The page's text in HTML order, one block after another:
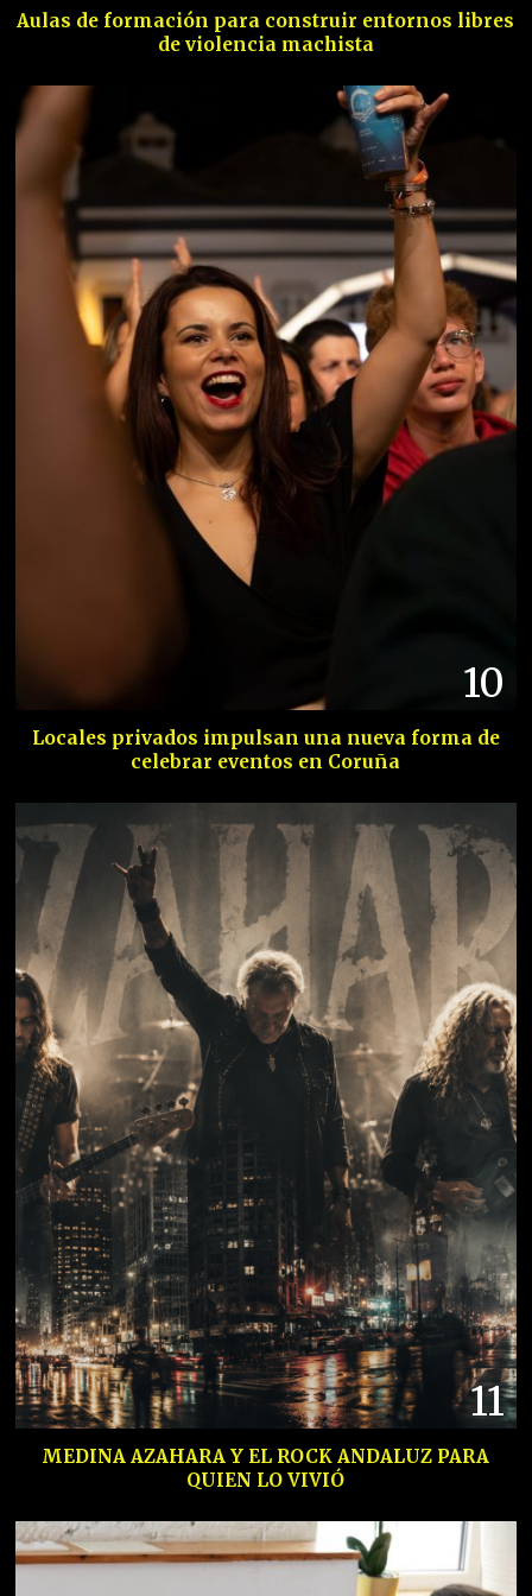
Aulas de formación para construir entornos libres
de violencia machista
10
Locales privados impulsan una nueva forma de
celebrar eventos en Coruña
11
MEDINA AZAHARA Y EL ROCK ANDALUZ PARA
QUIEN LO VIVIÓ